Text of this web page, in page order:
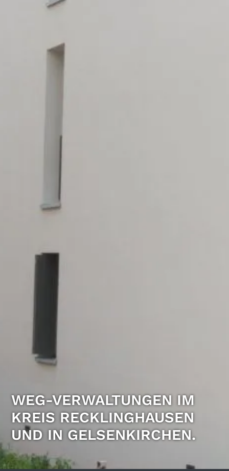
WEG-VER­WALTUNGEN IM
KREIS RECKLING­HAUSEN
UND IN GELSEN­KIRCHEN.